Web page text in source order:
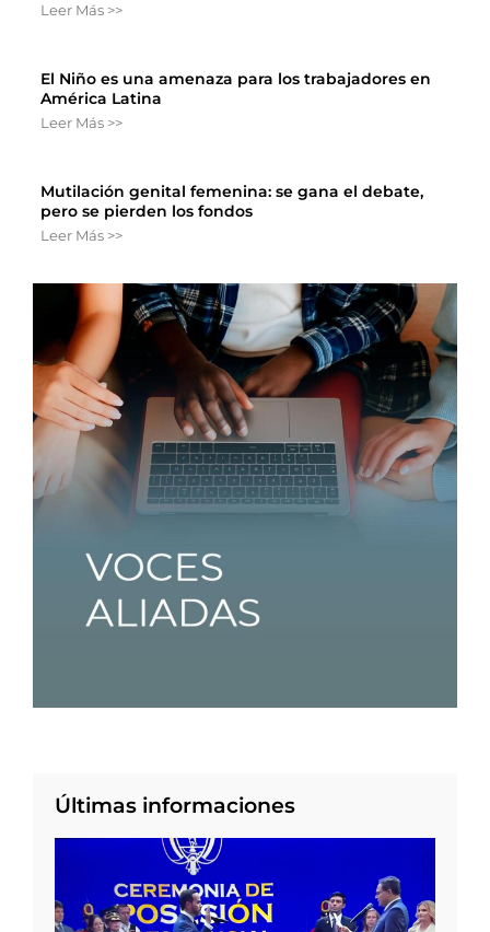
Leer Más >>
El Niño es una amenaza para los trabajadores en
América Latina
Leer Más >>
Mutilación genital femenina: se gana el debate,
pero se pierden los fondos
Leer Más >>
Últimas informaciones